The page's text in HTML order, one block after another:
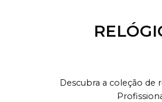
Descubra a coleção de